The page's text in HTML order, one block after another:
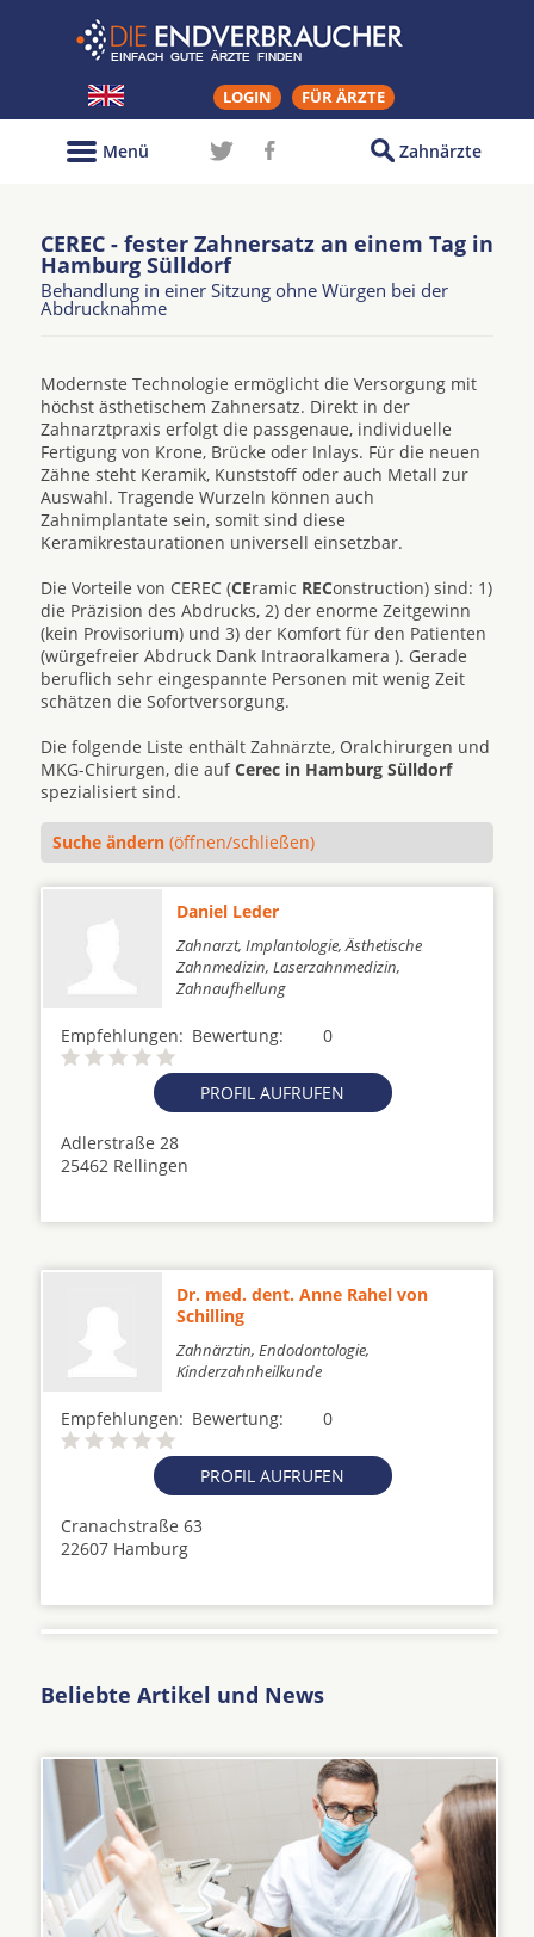
LOGIN FÜR ÄRZTE
Zahnärzte
Menü
CEREC - fester Zahnersatz an einem Tag in
Hamburg Sülldorf
Behandlung in einer Sitzung ohne Würgen bei der
Abdrucknahme
Modernste Technologie ermöglicht die Versorgung mit
höchst ästhetischem Zahnersatz. Direkt in der
Zahnarztpraxis erfolgt die passgenaue, individuelle
Fertigung von Krone, Brücke oder Inlays. Für die neuen
Zähne steht Keramik, Kunststoff oder auch Metall zur
Auswahl. Tragende Wurzeln können auch
Zahnimplantate sein, somit sind diese
Keramikrestaurationen universell einsetzbar.
Die Vorteile von CEREC (CEramic REConstruction) sind: 1)
die Präzision des Abdrucks, 2) der enorme Zeitgewinn
(kein Provisorium) und 3) der Komfort für den Patienten
(würgefreier Abdruck Dank Intraoralkamera ). Gerade
beruflich sehr eingespannte Personen mit wenig Zeit
schätzen die Sofortversorgung.
Die folgende Liste enthält Zahnärzte, Oralchirurgen und
MKG-Chirurgen, die aufCerec in Hamburg Sülldorf
spezialisiert sind.
Suche ändern (öffnen/schließen)
Daniel Leder
Zahnarzt, Implantologie, Ästhetische
Zahnmedizin, Laserzahnmedizin,
Zahnaufhellung
Empfehlungen: 0
Bewertung:
PROFIL AUFRUFEN
Adlerstraße 28
25462 Rellingen
Dr. med. dent. Anne Rahel von
Schilling
Zahnärztin, Endodontologie,
Kinderzahnheilkunde
Empfehlungen: 0
Bewertung:
PROFIL AUFRUFEN
Cranachstraße 63
22607 Hamburg
Beliebte Artikel und News